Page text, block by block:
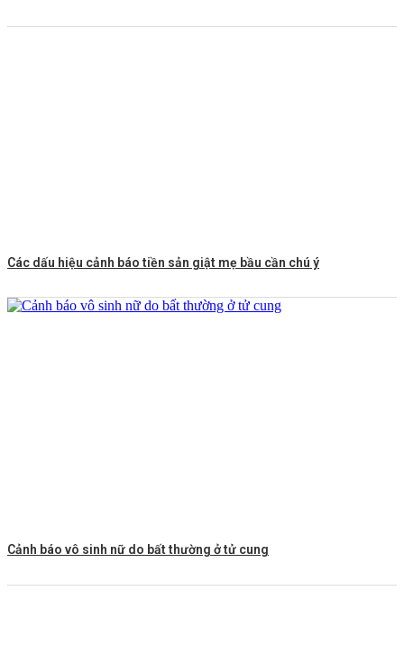
Các dấu hiệu cảnh báo tiền sản giật mẹ bầu cần chú ý
Cảnh báo vô sinh nữ do bất thường ở tử cung